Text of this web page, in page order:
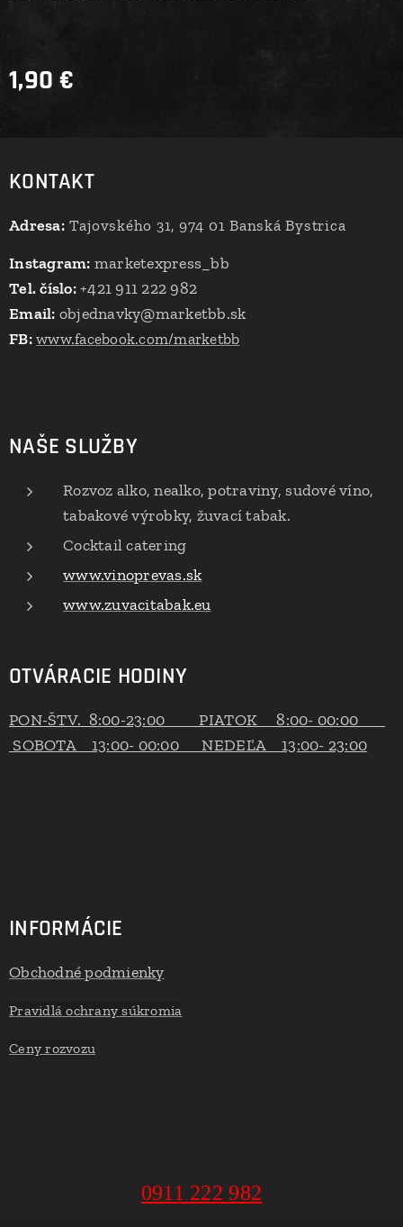
1,90 €
KONTAKT
Adresa:Tajovského 31, 974 01 Banská Bystrica
Instagram: marketexpress_bb
Tel. číslo:+421 911 222 982
Email: objednavky@marketbb.sk
FB: www.facebook.com/marketbb
NAŠE SLUŽBY
Rozvoz alko, nealko, potraviny, sudové víno,
tabakové výrobky, žuvací tabak.
Cocktail catering
www.vinoprevas.sk
www.zuvacitabak.eu
OTVÁRACIE HODINY
PON-ŠTV. 8:00-23:00 PIATOK 8:00- 00:00
SOBOTA 13:00- 00:00 NEDEĽA 13:00- 23:00
INFORMÁCIE
Obchodné podmienky
Pravidlá ochrany súkromia
Ceny rozvozu
0911 222 982